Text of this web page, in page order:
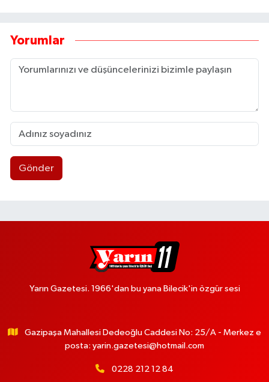
Yorumlar
Gönder
Yarın Gazetesi. 1966'dan bu yana Bilecik'in özgür sesi
Gazipaşa Mahallesi Dedeoğlu Caddesi No: 25/A - Merkez e
posta: yarin.gazetesi@hotmail.com
0228 212 12 84